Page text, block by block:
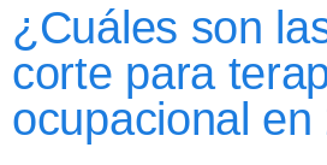
¿Cuáles son
corte para
ocupacional en